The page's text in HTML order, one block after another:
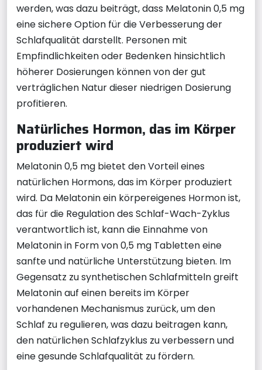
werden, was dazu beiträgt, dass Melatonin 0,5 mg
eine sichere Option für die Verbesserung der
Schlafqualität darstellt. Personen mit
Empfindlichkeiten oder Bedenken hinsichtlich
höherer Dosierungen können von der gut
verträglichen Natur dieser niedrigen Dosierung
profitieren.
Natürliches Hormon, das im Körper
produziert wird
Melatonin 0,5 mg bietet den Vorteil eines
natürlichen Hormons, das im Körper produziert
wird. Da Melatonin ein körpereigenes Hormon ist,
das für die Regulation des Schlaf-Wach-Zyklus
verantwortlich ist, kann die Einnahme von
Melatonin in Form von 0,5 mg Tabletten eine
sanfte und natürliche Unterstützung bieten. Im
Gegensatz zu synthetischen Schlafmitteln greift
Melatonin auf einen bereits im Körper
vorhandenen Mechanismus zurück, um den
Schlaf zu regulieren, was dazu beitragen kann,
den natürlichen Schlafzyklus zu verbessern und
eine gesunde Schlafqualität zu fördern.